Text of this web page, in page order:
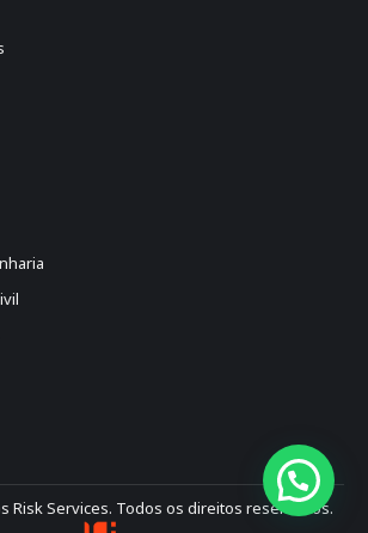
Risk Services. Todos os direitos reservados.